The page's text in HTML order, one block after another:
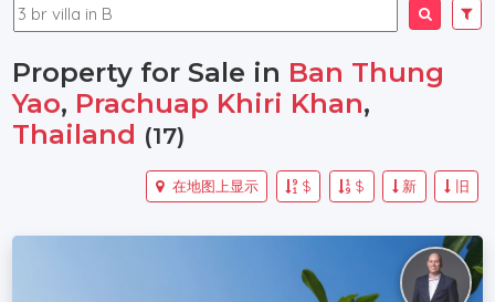
Property for Sale in Ban Thung
Yao, Prachuap Khiri Khan,
Thailand (17)
旧
新
$
$
在地图上显示